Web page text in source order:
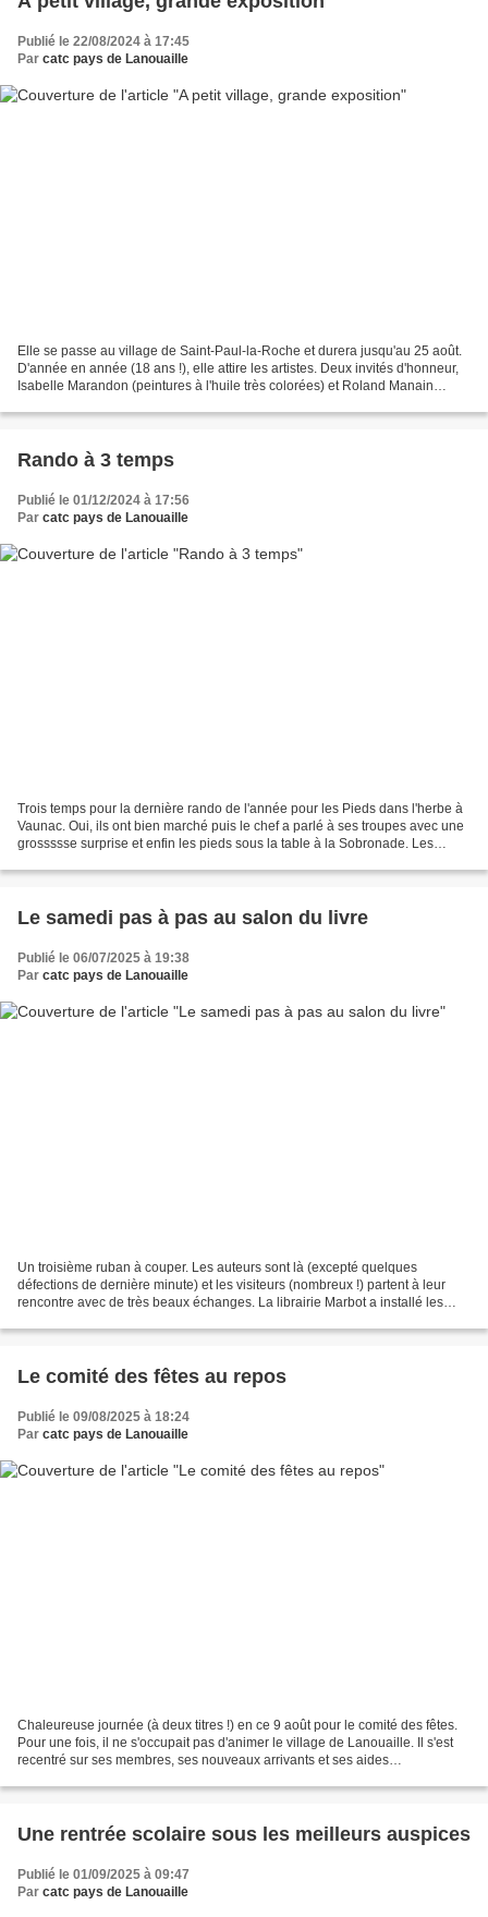
Publié le 22/08/2024 à 17:45
Par catc pays de Lanouaille
Elle se passe au village de Saint-Paul-la-Roche et durera jusqu'au 25 août.
D'année en année (18 ans !), elle attire les artistes. Deux invités d'honneur,
Isabelle Marandon (peintures à l'huile très colorées) et Roland Manain
Rando à 3 temps
Publié le 01/12/2024 à 17:56
Par catc pays de Lanouaille
Trois temps pour la dernière rando de l'année pour les Pieds dans l'herbe à
Vaunac. Oui, ils ont bien marché puis le chef a parlé à ses troupes avec une
grossssse surprise et enfin les pieds sous la table à la Sobronade. Les
Le samedi pas à pas au salon du livre
Publié le 06/07/2025 à 19:38
Par catc pays de Lanouaille
Un troisième ruban à couper. Les auteurs sont là (excepté quelques
défections de dernière minute) et les visiteurs (nombreux !) partent à leur
rencontre avec de très beaux échanges. La librairie Marbot a installé les
Le comité des fêtes au repos
Publié le 09/08/2025 à 18:24
Par catc pays de Lanouaille
Chaleureuse journée (à deux titres !) en ce 9 août pour le comité des fêtes.
Pour une fois, il ne s'occupait pas d'animer le village de Lanouaille. Il s'est
recentré sur ses membres, ses nouveaux arrivants et ses aides
Une rentrée scolaire sous les meilleurs auspices
Publié le 01/09/2025 à 09:47
Par catc pays de Lanouaille